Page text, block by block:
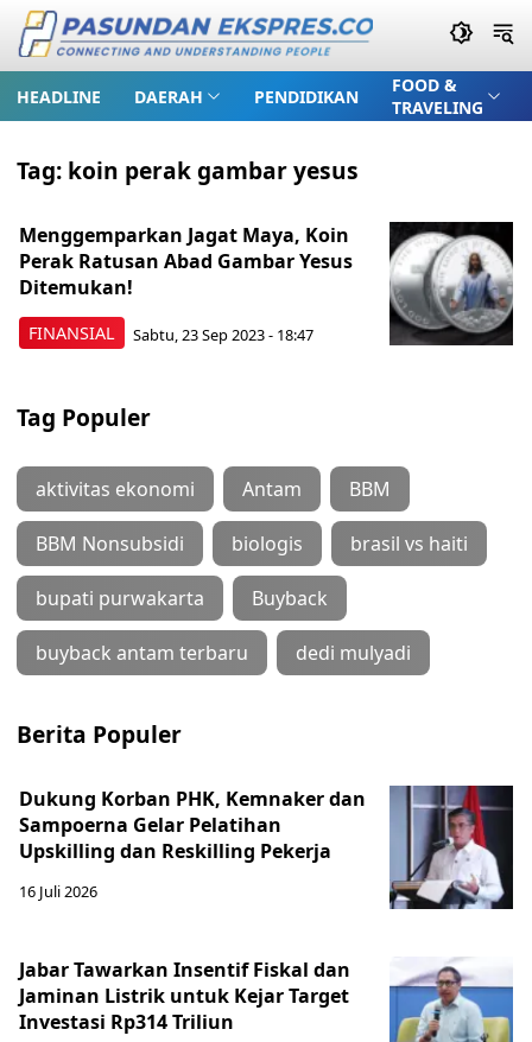
HEADLINE DAERAH PENDIDIKAN
FOOD &
TRAVELING
Tag: koin perak gambar yesus
FINANSIAL
Menggemparkan Jagat Maya, Koin
Perak Ratusan Abad Gambar Yesus
Ditemukan!
Sabtu, 23 Sep 2023 - 18:47
Tag Populer
aktivitas ekonomi Antam BBM
BBM Nonsubsidi biologis brasil vs haiti
bupati purwakarta Buyback
buyback antam terbaru dedi mulyadi
Berita Populer
Dukung Korban PHK, Kemnaker dan
Sampoerna Gelar Pelatihan
Upskilling dan Reskilling Pekerja
16 Juli 2026
Jabar Tawarkan Insentif Fiskal dan
Jaminan Listrik untuk Kejar Target
Investasi Rp314 Triliun